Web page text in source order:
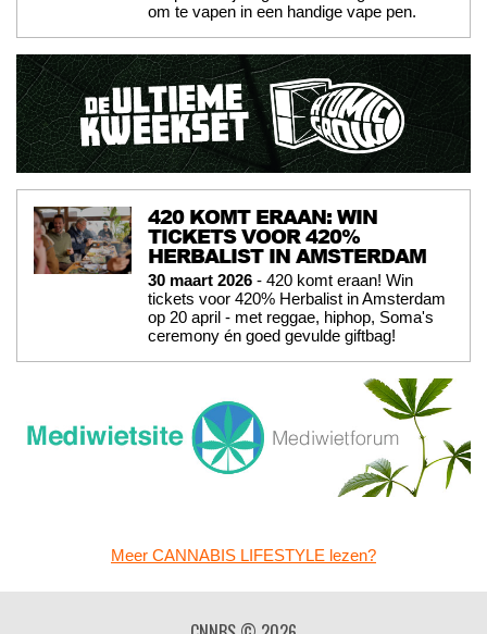
om te vapen in een handige vape pen.
420 KOMT ERAAN: WIN
TICKETS VOOR 420%
HERBALIST IN AMSTERDAM
30 maart 2026 - 420 komt eraan! Win
tickets voor 420% Herbalist in Amsterdam
op 20 april - met reggae, hiphop, Soma's
ceremony én goed gevulde giftbag!
Meer CANNABIS LIFESTYLE lezen?